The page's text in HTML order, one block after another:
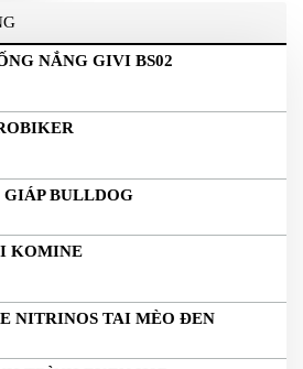
NẮNG GIVI BS02
BULLDOG
KOMINE
NITRINOS TAI MÈO ĐEN